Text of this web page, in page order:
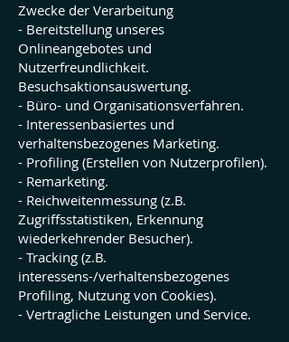
Zwecke der Verarbeitung
- Bereitstellung unseres
Onlineangebotes und
Nutzerfreundlichkeit.
Besuchsaktionsauswertung.
- Büro- und Organisationsverfahren.
- Interessenbasiertes und
verhaltensbezogenes Marketing.
- Profiling (Erstellen von Nutzerprofilen).
- Remarketing.
- Reichweitenmessung (z.B.
Zugriffsstatistiken, Erkennung
wiederkehrender Besucher).
- Tracking (z.B.
interessens-/verhaltensbezogenes
Profiling, Nutzung von Cookies).
- Vertragliche Leistungen und Service.